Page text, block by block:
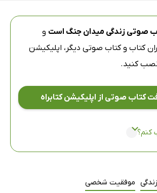
صوتی زندگی میدان جنگ است و
کتاب و کتاب صوتی دیگر، اپلیکیشن
نصب کنید.
کتاب صوتی از اپلیکیشن کتابراه
کنم؟
موفقیت شخصی